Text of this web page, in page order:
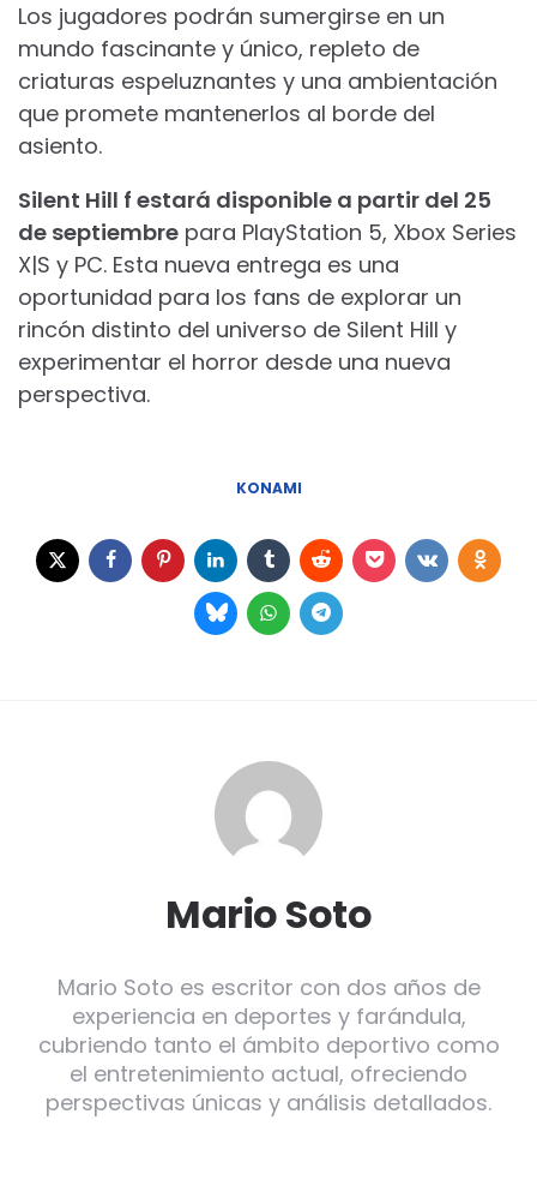
Los jugadores podrán sumergirse en un
mundo fascinante y único, repleto de
criaturas espeluznantes y una ambientación
que promete mantenerlos al borde del
asiento.
Silent Hill f estará disponible a partir del 25
de septiembre para PlayStation 5, Xbox Series
X|S y PC. Esta nueva entrega es una
oportunidad para los fans de explorar un
rincón distinto del universo de Silent Hill y
experimentar el horror desde una nueva
perspectiva.
KONAMI
Mario Soto
Mario Soto es escritor con dos años de
experiencia en deportes y farándula,
cubriendo tanto el ámbito deportivo como
el entretenimiento actual, ofreciendo
perspectivas únicas y análisis detallados.